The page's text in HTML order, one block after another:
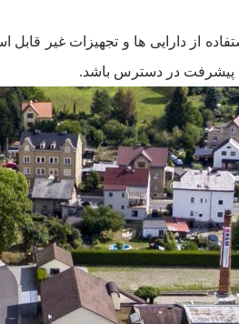
از دارایی ها و تجهیزات غیر قابل
پیشرفت در دسترس باشد.